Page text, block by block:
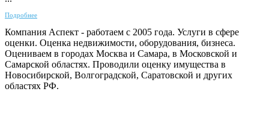
Подробнее
Компания Аспект - работаем с 2005 года. Услуги в сфере
оценки. Оценка недвижимости, оборудования, бизнеса.
Оцениваем в городах Москва и Самара, в Московской и
Самарской областях. Проводили оценку имущества в
Новосибирской, Волгоградской, Саратовской и других
областях РФ.